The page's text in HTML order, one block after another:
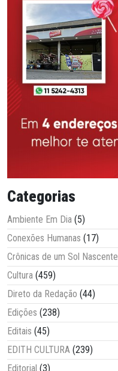
Categorias
Ambiente Em Dia (5)
Conexões Humanas (17)
Crônicas de um Sol Nascente
Cultura (459)
Direto da Redação (44)
Edições (238)
Editais (45)
EDITH CULTURA (239)
Editorial (3)